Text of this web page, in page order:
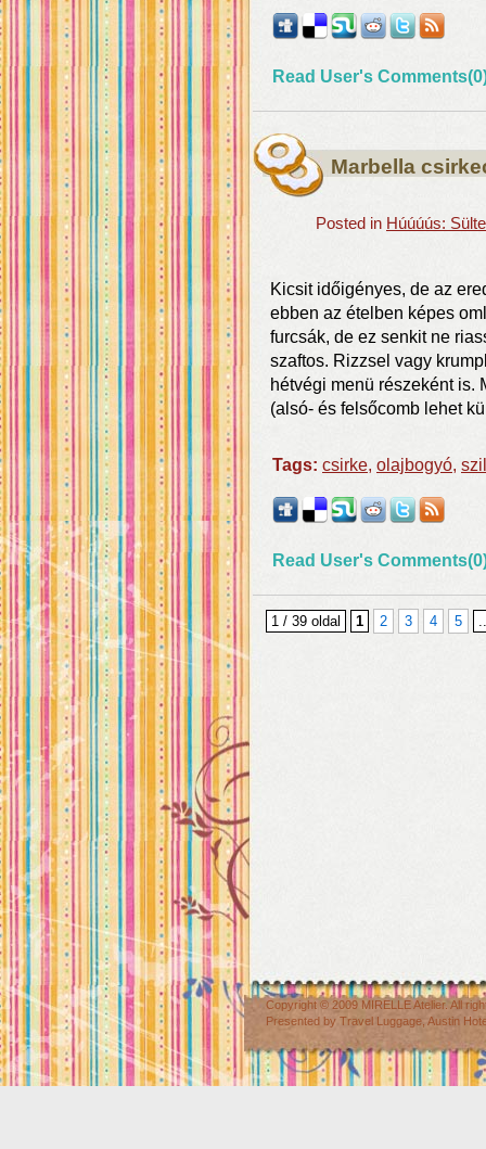
Read User's
Marbella
Posted in Húúúús:
Kicsit időigényes, de az
ebben az ételben képes
furcsák, de ez senkit ne
szaftos. Rizzsel vagy
hétvégi menü részeként is.
(alsó- és felsőcomb lehet
Tags: csirke, olajbogyó,
Read User's
1 / 39 oldal 1 2 3 4 5
Copyright © 2009 MIRELLE Atelier. All
Presented by Travel Luggage Austin